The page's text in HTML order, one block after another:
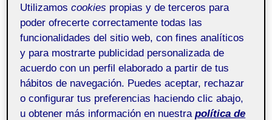
PEC 3: Animación de personajes,
golpeo de una pelota.
por Luis Gutiérrez Màrquez
Publicado
el
2021
Utilizamoscookies propias y de terceros para
poder ofrecerte correctamente todas las
funcionalidades del sitio web, con fines analíticos
y para mostrarte publicidad personalizada de
acuerdo con un perfil elaborado a partir de tus
hábitos de navegación. Puedes aceptar, rechazar
o configurar tus preferencias haciendo clic abajo,
u obtener más información en nuestra política de